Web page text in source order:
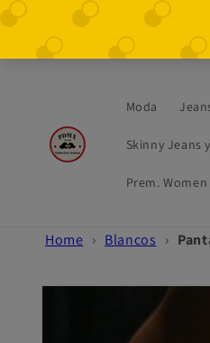
Ir
directamente
al contenido
Moda
Skinny Jeans
Prem. Women
Home › Blancos ›
directamente